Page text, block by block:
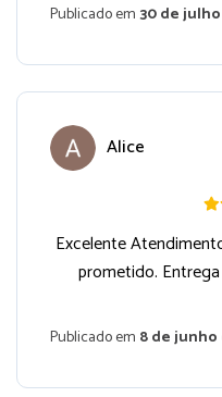
Publicado em30 de
Alice
Excelente
prometido.
Publicado em 8 de junho